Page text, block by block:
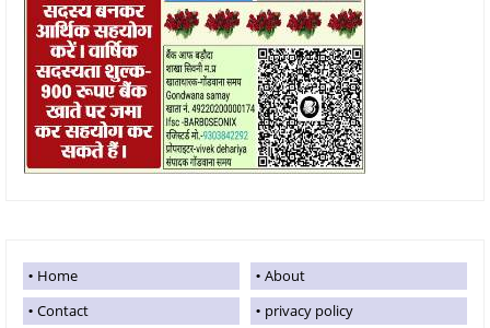
Home
About
Contact
privacy policy